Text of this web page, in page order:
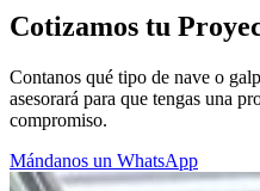
Cotizamos tu
Contanos qué tipo de nave o
asesorará para que tengas una
compromiso.
Mándanos un WhatsApp